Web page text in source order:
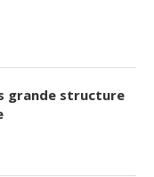
grande structure